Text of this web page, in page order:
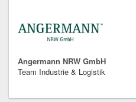
Angermann NRW GmbH
Team Industrie & Logistik